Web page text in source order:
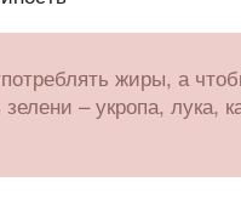
жиры, а
– укропа,